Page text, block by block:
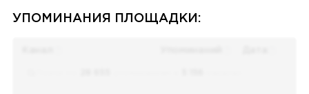
УПОМИНАНИЯ ПЛОЩАДКИ: